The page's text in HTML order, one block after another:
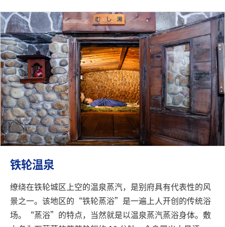
铁轮温泉
缭绕在铁轮城区上空的温泉蒸汽，是别府具有代表性的风
景之一。该地区的“铁轮蒸浴”是一遍上人开创的传统浴
场。“蒸浴”的特点，当然就是以温泉蒸汽蒸浴身体。敷